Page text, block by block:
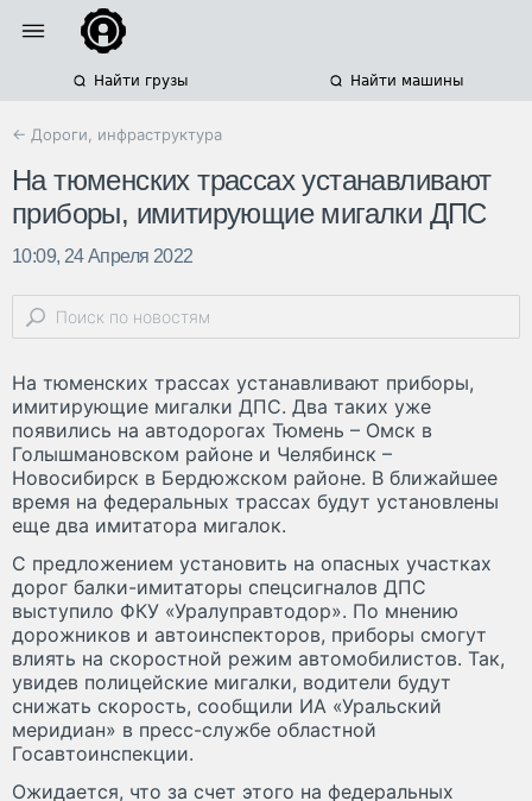
Найти грузы Найти машины
← Дороги, инфраструктура
На тюменских трассах устанавливают
приборы, имитирующие мигалки ДПС
10:09, 24 Апреля 2022
На тюменских трассах устанавливают приборы,
имитирующие мигалки ДПС. Два таких уже
появились на автодорогах Тюмень – Омск в
Голышмановском районе и Челябинск –
Новосибирск в Бердюжском районе. В ближайшее
время на федеральных трассах будут установлены
еще два имитатора мигалок.
С предложением установить на опасных участках
дорог балки-имитаторы спецсигналов ДПС
выступило ФКУ «Уралуправтодор». По мнению
дорожников и автоинспекторов, приборы смогут
влиять на скоростной режим автомобилистов. Так,
увидев полицейские мигалки, водители будут
снижать скорость, сообщили ИА «Уральский
меридиан» в пресс-службе областной
Госавтоинспекции.
Ожидается, что за счет этого на федеральных